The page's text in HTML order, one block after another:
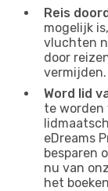
Reis
mogelijk
vluchten
door
vermijden.
Word lid
te worden
eDreams
besparen
nu van
het